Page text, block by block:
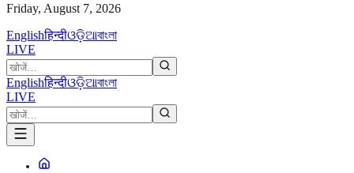
Friday, August 7, 2026
Englishहिन्दीଓଡ଼ିଆবাংলা
LIVE
Englishहिन्दीଓଡ଼ିଆবাংলা
LIVE